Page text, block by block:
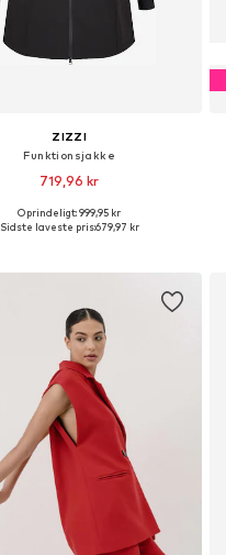
ZIZZI
Funktionsjakke
719,96 kr
Fås i mange størrelser
Oprindeligt: 999,95 kr
Sidste laveste pris:679,97 kr